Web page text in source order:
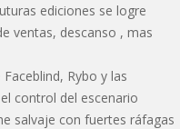
ediciones se logre
ventas, descanso , mas
Rybo y las
control del escenario
salvaje con fuertes ráfagas